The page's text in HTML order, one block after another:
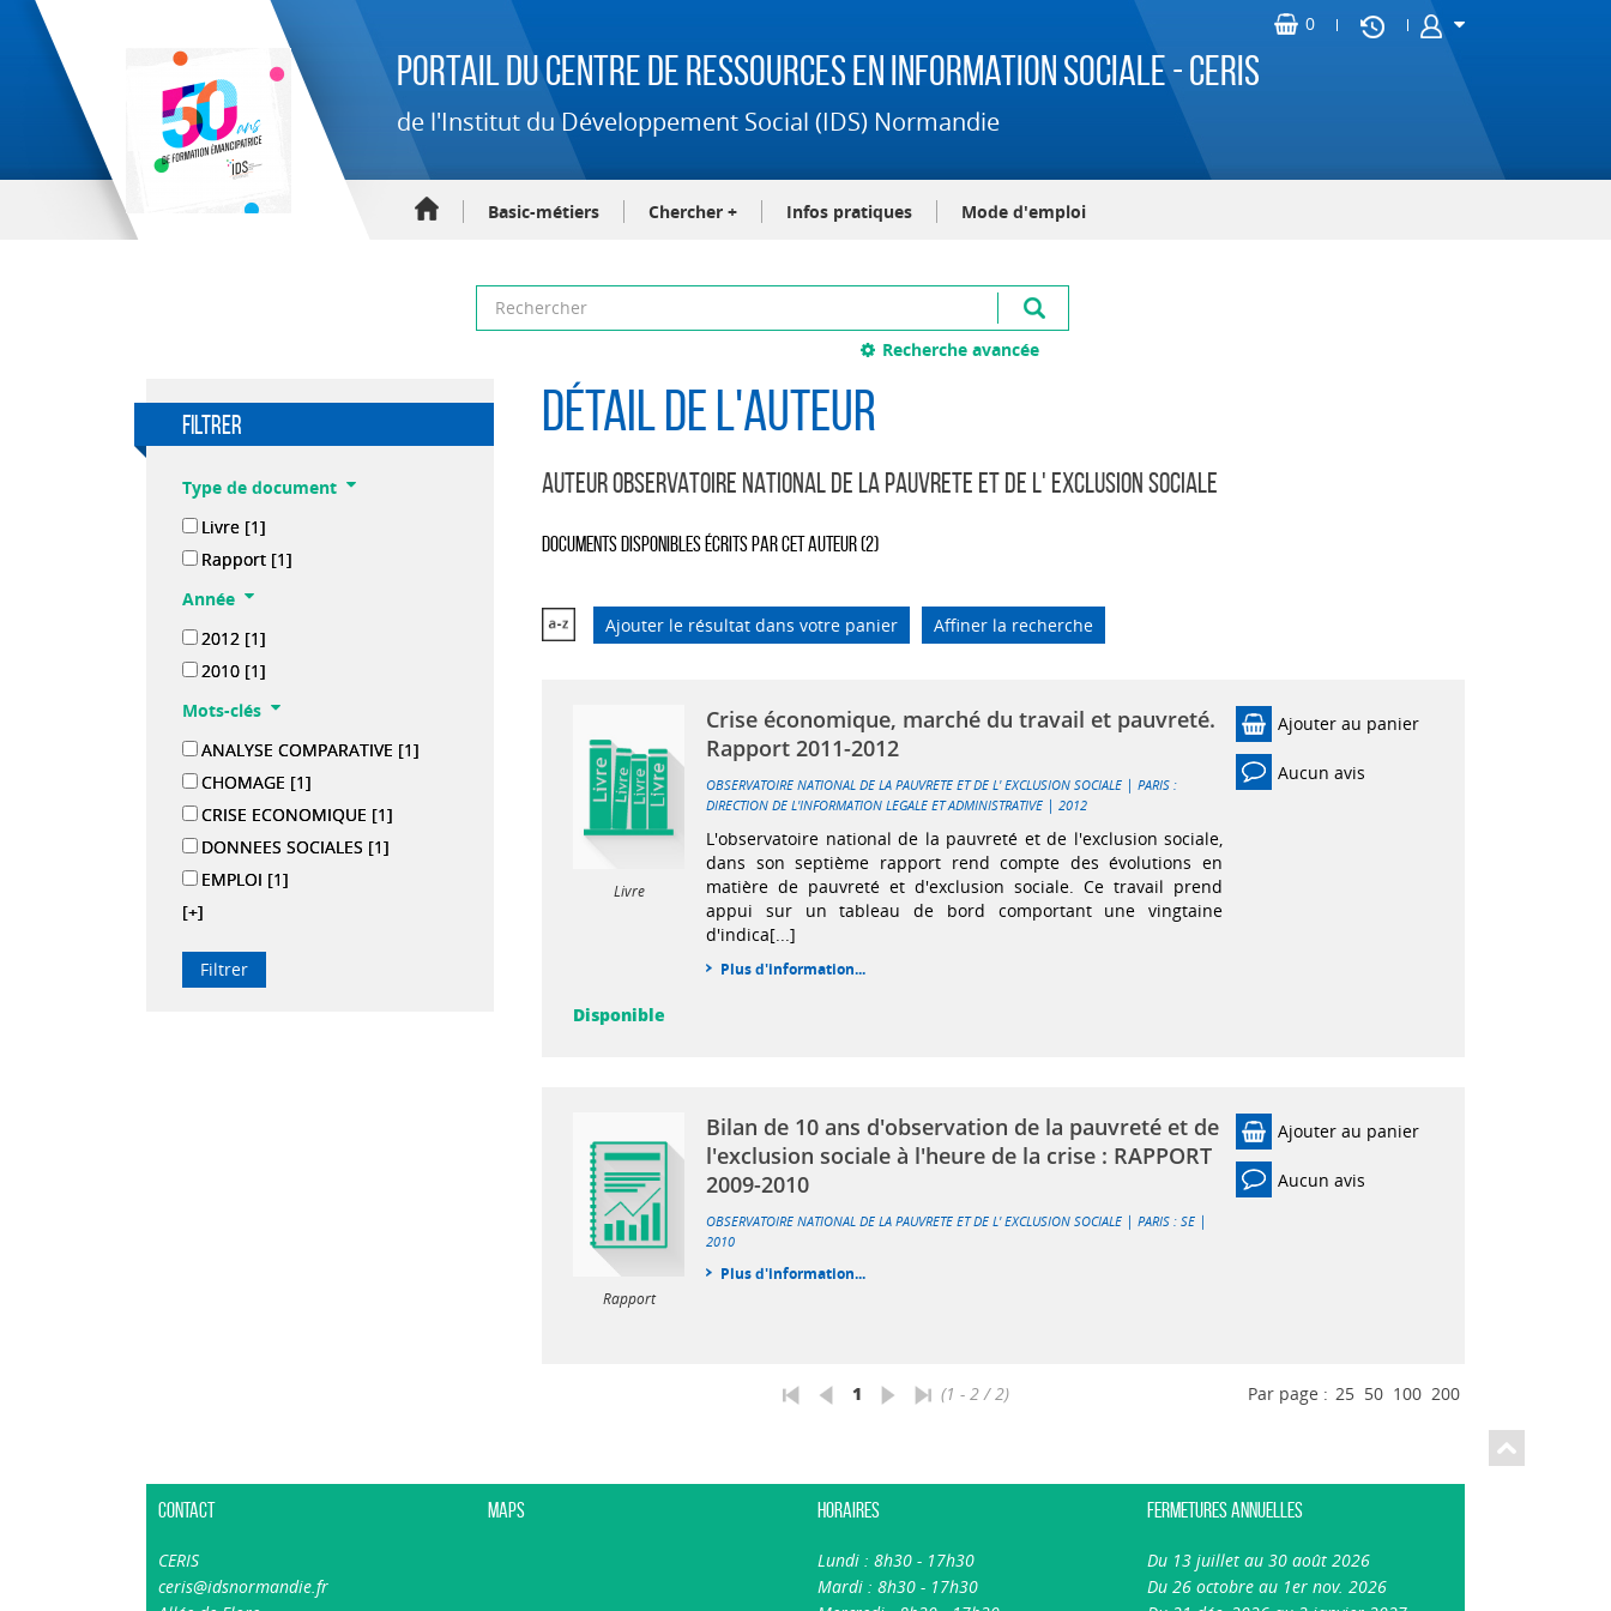
Portail du Centre de Ressources en Information Sociale - CERIS
de l'Institut du Développement Social (IDS) Normandie
Basic-métiers Chercher + Infos pratiques Mode d'emploi
Recherche avancée
filtrer
Type de document
Livre [1]
Rapport [1]
Année
2012 [1]
2010 [1]
Mots-clés
ANALYSE COMPARATIVE [1]
CHOMAGE [1]
CRISE ECONOMIQUE [1]
DONNEES SOCIALES [1]
EMPLOI [1]
[+]
Détail de l'auteur
Auteur OBSERVATOIRE NATIONAL DE LA PAUVRETE ET DE L' EXCLUSION SOCIALE
Documents disponibles écrits par cet auteur (2)
Ajouter le résultat dans votre panier Affiner la recherche
Livre
Crise économique, marché du travail et pauvreté.
Rapport 2011-2012
OBSERVATOIRE NATIONAL DE LA PAUVRETE ET DE L' EXCLUSION SOCIALE |PARIS :
DIRECTION DE L'INFORMATION LEGALE ET ADMINISTRATIVE |2012
L'observatoire national de la pauvreté et de l'exclusion sociale,
dans son septième rapport rend compte des évolutions en
matière de pauvreté et d'exclusion sociale. Ce travail prend
appui sur un tableau de bord comportant une vingtaine
d'indica[...]
Plus d'information...
Ajouter au panier
Aucun avis
Disponible
Rapport
Bilan de 10 ans d'observation de la pauvreté et de
l'exclusion sociale à l'heure de la crise : RAPPORT
2009-2010
OBSERVATOIRE NATIONAL DE LA PAUVRETE ET DE L' EXCLUSION SOCIALE |PARIS : SE |
2010
Plus d'information...
Ajouter au panier
Aucun avis
1 (1 - 2 / 2) Par page : 25 50 100 200
Contact
CERIS
ceris@idsnormandie.fr
Maps Horaires
Lundi : 8h30 - 17h30
Mardi : 8h30 - 17h30
Fermetures annuelles
Du 13 juillet au 30 août 2026
Du 26 octobre au 1er nov. 2026